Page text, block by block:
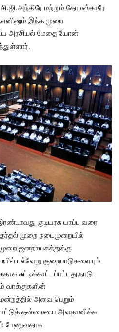
மற்றும் தோமஸ்காரே
இந்த முறை
அரசியல் மேதை யோன்
குடியரசு யாப்பு வரை
தேர்தல் முறை நடைமுறையில்
ஜனநாயகத்துக்கு
பல்வேறு குறைபாடுகளையும்
சுட்டிக்காட்டப்பட்டது.நாடு
வாக்குகளின்
அவை பெறும்
தன்மையை அவதானிக்க
பேணுவதாக